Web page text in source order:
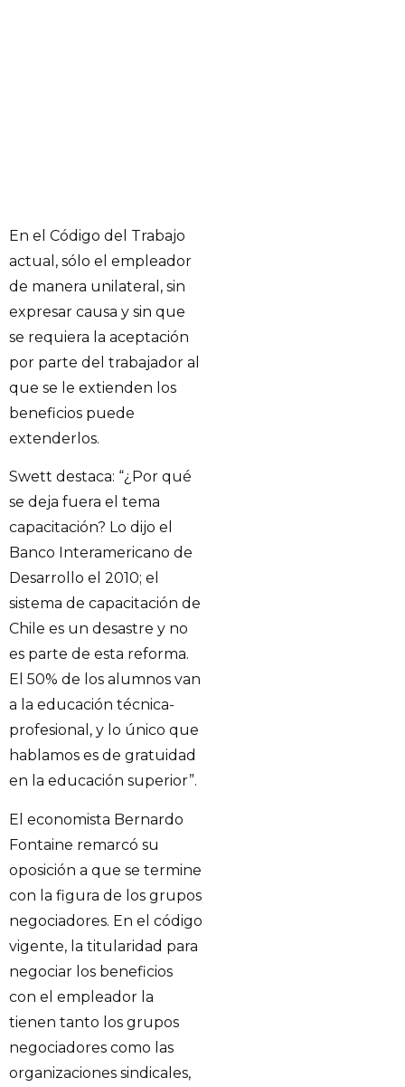
En el Código del Trabajo
actual, sólo el empleador
de manera unilateral, sin
expresar causa y sin que
se requiera la aceptación
por parte del trabajador al
que se le extienden los
beneficios puede
extenderlos.
Swett destaca: “¿Por qué
se deja fuera el tema
capacitación? Lo dijo el
Banco Interamericano de
Desarrollo el 2010; el
sistema de capacitación de
Chile es un desastre y no
es parte de esta reforma.
El 50% de los alumnos van
a la educación técnica-
profesional, y lo único que
hablamos es de gratuidad
en la educación superior”.
El economista Bernardo
Fontaine remarcó su
oposición a que se termine
con la figura de los grupos
negociadores. En el código
vigente, la titularidad para
negociar los beneficios
con el empleador la
tienen tanto los grupos
negociadores como las
organizaciones sindicales,